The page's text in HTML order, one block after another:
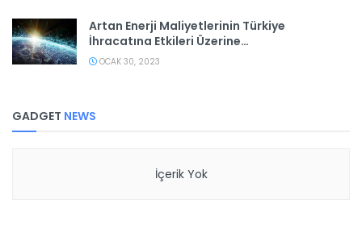
Artan Enerji Maliyetlerinin Türkiye
İhracatına Etkileri Üzerine…
OCAK 30, 2023
GADGET NEWS
İçerik Yok